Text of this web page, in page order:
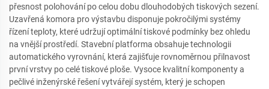
přesnost polohování po celou dobu dlouhodobých tiskových sezení.
Uzavřená komora pro výstavbu disponuje pokročilými systémy
řízení teploty, které udržují optimální tiskové podmínky bez ohledu
na vnější prostředí. Stavební platforma obsahuje technologii
automatického vyrovnání, která zajišťuje rovnoměrnou přilnavost
první vrstvy po celé tiskové ploše. Vysoce kvalitní komponenty a
pečlivé inženýrské řešení vytvářejí systém, který je schopen